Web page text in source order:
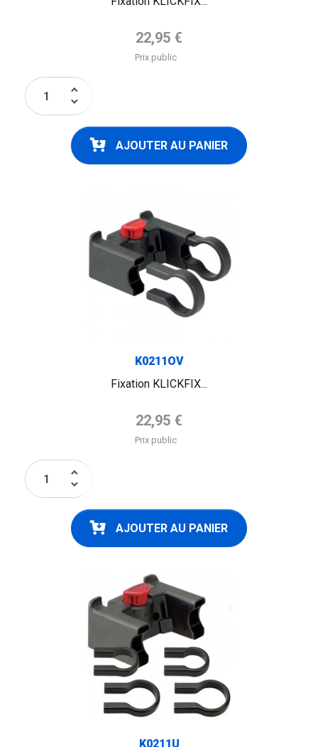
Prix de base
22,95 €
Prix public
keyboard_arrow_up
keyboard_arrow_down
AJOUTER AU PANIER
K0211OV
Fixation KLICKFIX...
Prix de base
22,95 €
Prix public
keyboard_arrow_up
keyboard_arrow_down
AJOUTER AU PANIER
K0211U